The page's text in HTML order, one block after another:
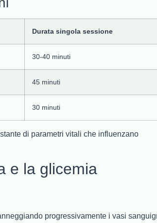
Durata singola sessione
30-40 minuti
45 minuti
30 minuti
di parametri vitali che influenzano
e la glicemia
progressivamente i vasi